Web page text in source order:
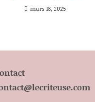
mars 18, 2025